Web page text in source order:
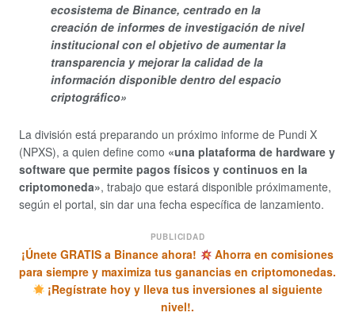
ecosistema de Binance, centrado en la
creación de informes de investigación de nivel
institucional con el objetivo de aumentar la
transparencia y mejorar la calidad de la
información disponible dentro del espacio
criptográfico»
La división está preparando un próximo informe de Pundi X
(NPXS), a quien define como «una plataforma de hardware y
software que permite pagos físicos y continuos en la
criptomoneda», trabajo que estará disponible próximamente,
según el portal, sin dar una fecha específica de lanzamiento.
PUBLICIDAD
¡Únete GRATIS a Binance ahora!
Ahorra en comisiones
para siempre y maximiza tus ganancias en criptomonedas.
¡Regístrate hoy y lleva tus inversiones al siguiente
nivel!.